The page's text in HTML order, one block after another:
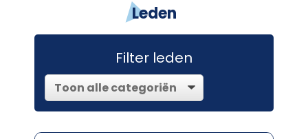
Leden
Filter leden